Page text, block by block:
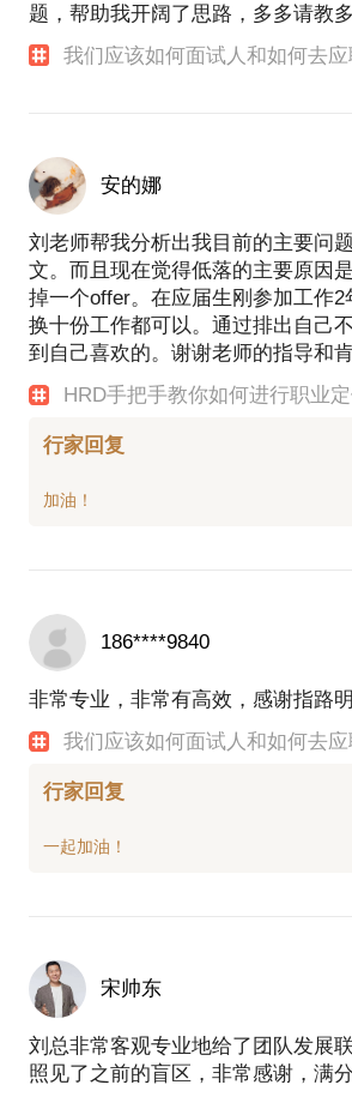
题，帮助我开阔了思路，多多请教
我们应该如何面试人和如何去应
安的娜
刘老师帮我分析出我目前的主要问
文。而且现在觉得低落的主要原因
掉一个offer。在应届生刚参加工作
换十份工作都可以。通过排出自己
到自己喜欢的。谢谢老师的指导和
HRD手把手教你如何进行职业
行家回复
186****9840
非常专业，非常有高效，感谢指路
我们应该如何面试人和如何去应
行家回复
宋帅东
刘总非常客观专业地给了团队发展
照见了之前的盲区，非常感谢，满